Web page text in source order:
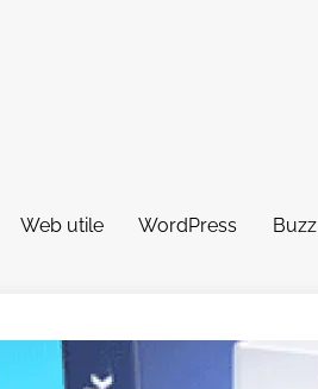
Web utile WordPress Buzz